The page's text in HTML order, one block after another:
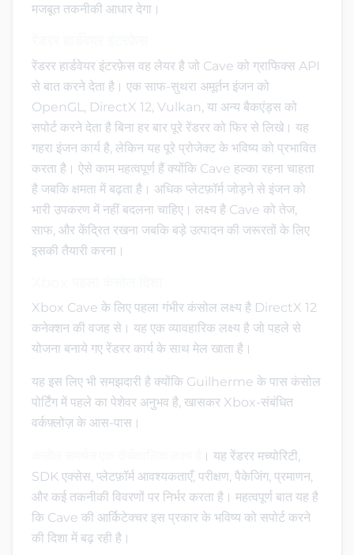
मजबूत तकनीकी आधार देगा।
रेंडरर हार्डवेयर इंटरफ़ेस वह लेयर है जो Cave को ग्राफिक्स API
से बात करने देता है। एक साफ-सुथरा अमूर्तन इंजन को
OpenGL, DirectX 12, Vulkan, या अन्य बैकएंड्स को
सपोर्ट करने देता है बिना हर बार पूरे रेंडरर को फिर से लिखे। यह
गहरा इंजन कार्य है, लेकिन यह पूरे प्रोजेक्ट के भविष्य को प्रभावित
करता है। ऐसे काम महत्वपूर्ण हैं क्योंकि Cave हल्का रहना चाहता
है जबकि क्षमता में बढ़ता है। अधिक प्लेटफ़ॉर्म जोड़ने से इंजन को
भारी उपकरण में नहीं बदलना चाहिए। लक्ष्य है Cave को तेज,
साफ, और केंद्रित रखना जबकि बड़े उत्पादन की जरूरतों के लिए
इसकी तैयारी करना।
Xbox Cave के लिए पहला गंभीर कंसोल लक्ष्य है DirectX 12
कनेक्शन की वजह से। यह एक व्यावहारिक लक्ष्य है जो पहले से
योजना बनाये गए रेंडरर कार्य के साथ मेल खाता है।
यह इस लिए भी समझदारी है क्योंकि Guilherme के पास कंसोल
पोर्टिंग में पहले का पेशेवर अनुभव है, खासकर Xbox-संबंधित
वर्कफ़्लोज़ के आस-पास।
। यह रेंडरर मच्योरिटी,
SDK एक्सेस, प्लेटफ़ॉर्म आवश्यकताएँ, परीक्षण, पैकेजिंग, प्रमाणन,
और कई तकनीकी विवरणों पर निर्भर करता है। महत्वपूर्ण बात यह है
कि Cave की आर्किटेक्चर इस प्रकार के भविष्य को सपोर्ट करने
की दिशा में बढ़ रही है।